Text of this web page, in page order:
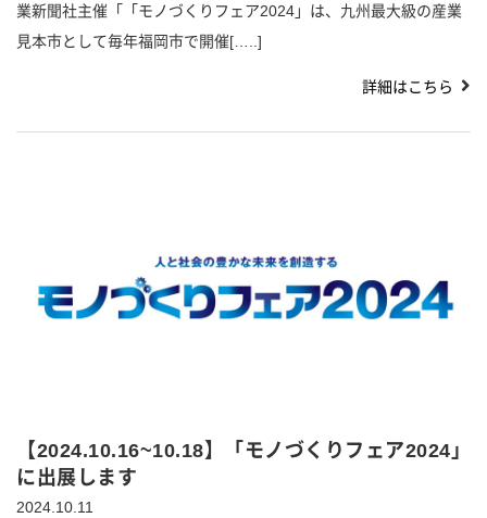
業新聞社主催「「モノづくりフェア2024」は、九州最大級の産業
見本市として毎年福岡市で開催[…..]
詳細はこちら
【2024.10.16~10.18】「モノづくりフェア2024」
に出展します
2024.10.11